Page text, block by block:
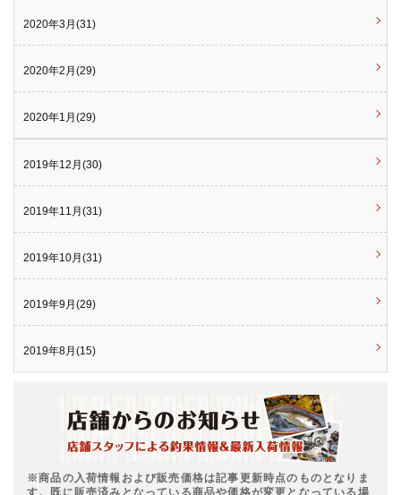
2020年3月(31)
2020年2月(29)
2020年1月(29)
2019年12月(30)
2019年11月(31)
2019年10月(31)
2019年9月(29)
2019年8月(15)
※商品の入荷情報および販売価格は記事更新時点のものとなりま
す。既に販売済みとなっている商品や価格が変更となっている場